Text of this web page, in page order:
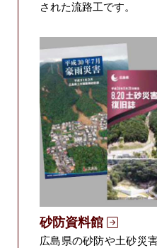
された流路工です。
砂防資料館
広島県の砂防や土砂災